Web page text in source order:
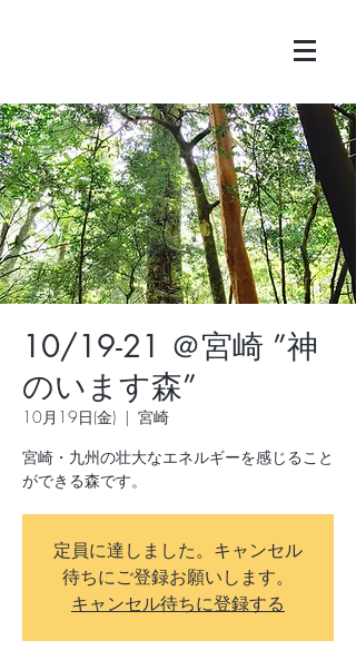
10/19-21 ＠宮崎 ”神
のいます森”
10月19日(金)
  |
宮崎
宮崎・九州の壮大なエネルギーを感じること
定員に達しました。キャンセル
待ちにご登録お願いします。
キャンセル待ちに登録する